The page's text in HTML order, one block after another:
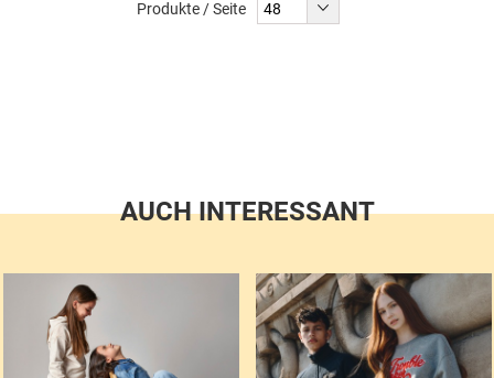
Produkte / Seite
AUCH INTERESSANT